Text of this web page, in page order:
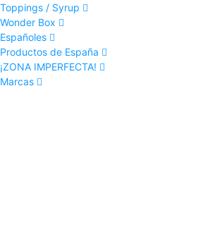
Toppings / Syrup
Wonder Box
Españoles
Productos de España
¡ZONA IMPERFECTA!
Marcas